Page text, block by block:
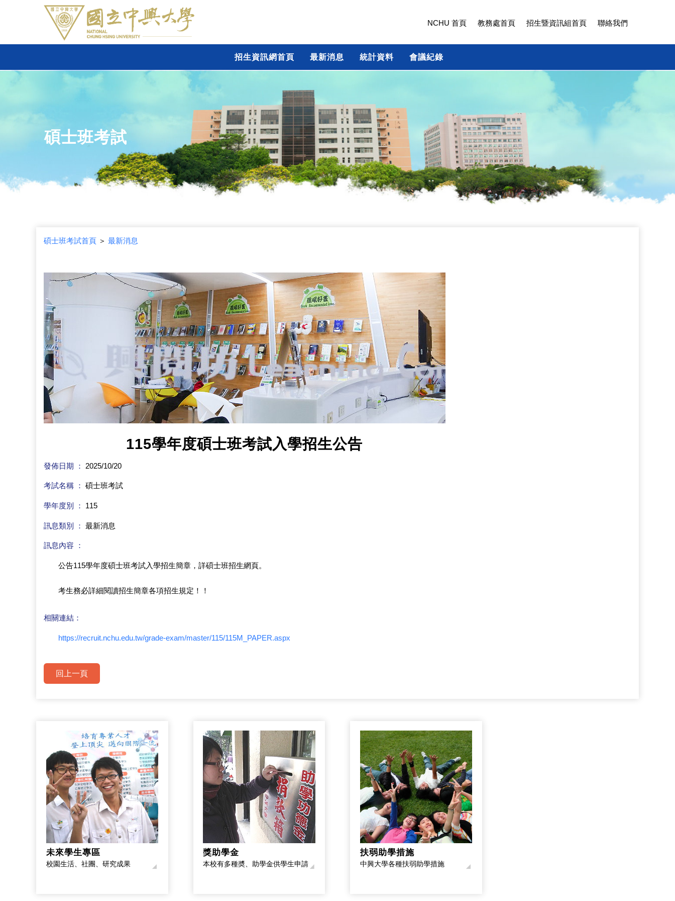
NCHU 首頁 教務處首頁 招生暨資訊組首頁 聯絡我們
招生資訊網首頁 最新消息 統計資料 會議紀錄
碩士班考試
碩士班考試首頁＞ 最新消息
115學年度碩士班考試入學招生公告
發佈日期 ： 2025/10/20
考試名稱 ： 碩士班考試
學年度別 ： 115
訊息類別 ： 最新消息
訊息內容 ：
公告115學年度碩士班考試入學招生簡章，詳碩士班招生網頁。
考生務必詳細閱讀招生簡章各項招生規定！！
相關連結：
https://recruit.nchu.edu.tw/grade-exam/master/115/115M_PAPER.aspx
回上一頁
未來學生專區
校園生活、社團、研究成果
獎助學金
本校有多種奬、助學金供學生申請
扶弱助學措施
中興大學各種扶弱助學措施